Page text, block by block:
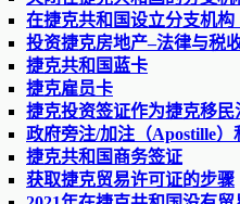
在捷克共和国设立分支机构
投资捷克房地产–法律与税
捷克共和国蓝卡
捷克雇员卡
捷克投资签证作为捷克移民
政府旁注/加注（Apostille
捷克共和国商务签证
获取捷克贸易许可证的步骤